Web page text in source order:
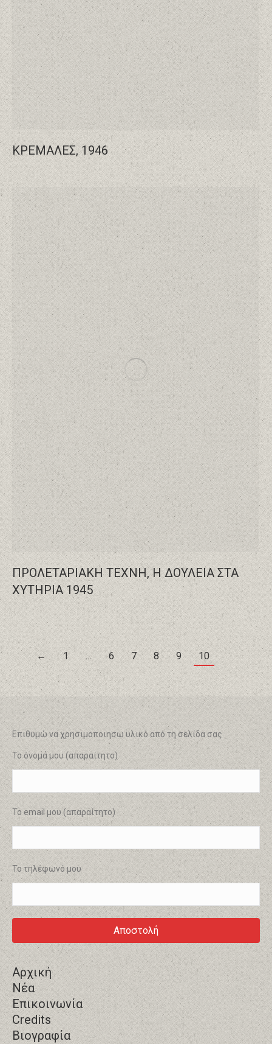
ΚΡΕΜΑΛΕΣ, 1946
ΠΡΟΛΕΤΑΡΙΑΚΗ ΤΕΧΝΗ, Η ΔΟΥΛΕΙΑ ΣΤΑ
ΧΥΤΗΡΙΑ 1945
← 1 … 6 7 8 9 10
Επιθυμώ να χρησιμοποιησω υλικό από τη σελίδα σας
Το όνομά μου (απαραίτητο)
Το email μου (απαραίτητο)
Το τηλέφωνό μου
Αρχική
Νέα
Επικοινωνία
Credits
Βιογραφία